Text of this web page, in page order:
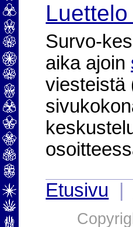
Survo-
aika ajoin
viesteistä
Etusivu